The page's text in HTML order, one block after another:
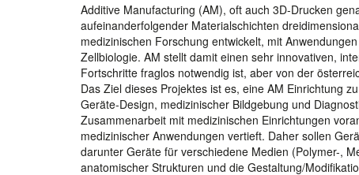
Additive Manufacturing (AM), oft auch 3D-Drucken
aufeinanderfolgender Materialschichten
medizinischen Forschung entwickelt, mit
Zellbiologie. AM stellt damit einen sehr innovativen,
Fortschritte fraglos notwendig ist, aber von der
Das Ziel dieses Projektes ist es, eine AM Einrichtung
Geräte-Design, medizinischer Bildgebung und
Zusammenarbeit mit medizinischen Einrichtungen
medizinischer Anwendungen vertieft. Daher sollen
darunter Geräte für verschiedene Medien (Polymer-,
anatomischer Strukturen und die Gestaltung/